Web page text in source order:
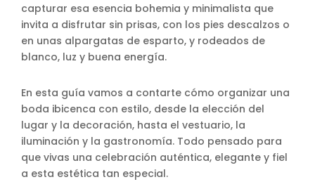
capturar esa esencia bohemia y minimalista que
invita a disfrutar sin prisas, con los pies descalzos o
en unas alpargatas de esparto, y rodeados de
blanco, luz y buena energía.
En esta guía vamos a contarte cómo organizar una
boda ibicenca con estilo, desde la elección del
lugar y la decoración, hasta el vestuario, la
iluminación y la gastronomía. Todo pensado para
que vivas una celebración auténtica, elegante y fiel
a esta estética tan especial.